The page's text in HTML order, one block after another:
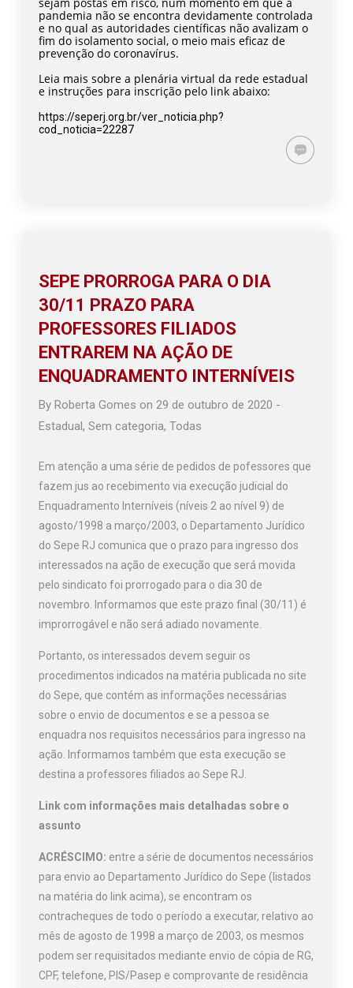
pandemia não se encontra devidamente controlada
e no qual as autoridades científicas não avalizam o
fim do isolamento social, o meio mais eficaz de
prevenção do coronavírus.
Leia mais sobre a plenária virtual da rede estadual
e instruções para inscrição pelo link abaixo:
https://seperj.org.br/ver_noticia.php?
cod_noticia=22287
SEPE PRORROGA PARA O DIA
30/11 PRAZO PARA
PROFESSORES FILIADOS
ENTRAREM NA AÇÃO DE
ENQUADRAMENTO INTERNÍVEIS
ByRoberta Gomes on29 de outubro de 2020 -
Estadual,Sem categoria,Todas
Em atenção a uma série de pedidos de pofessores que
fazem jus ao recebimento via execução judicial do
Enquadramento Interníveis (níveis 2 ao nível 9) de
agosto/1998 a março/2003, o Departamento Jurídico
do Sepe RJ comunica que o prazo para ingresso dos
interessados na ação de execução que será movida
pelo sindicato foi prorrogado para o dia 30 de
novembro. Informamos que este prazo final (30/11) é
improrrogável e não será adiado novamente.
Portanto, os interessados devem seguir os
procedimentos indicados na matéria publicada no site
do Sepe, que contém as informações necessárias
sobre o envio de documentos e se a pessoa se
enquadra nos requisitos necessários para ingresso na
ação. Informamos também que esta execução se
destina a professores filiados ao Sepe RJ.
Link com informações mais detalhadas sobre o
assunto
ACRÉSCIMO: entre a série de documentos necessários
para envio ao Departamento Jurídico do Sepe (listados
na matéria do link acima), se encontram os
contracheques de todo o período a executar, relativo ao
mês de agosto de 1998 a março de 2003, os mesmos
podem ser requisitados mediante envio de cópia de RG,
CPF, telefone, PIS/Pasep e comprovante de residência